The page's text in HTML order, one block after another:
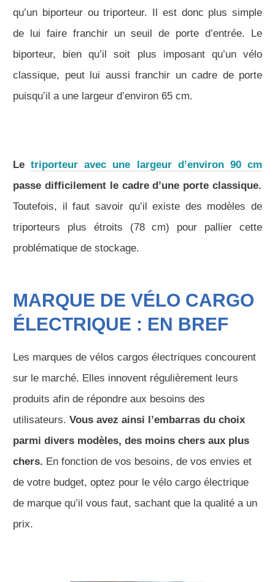
qu’un biporteur ou triporteur. Il est donc plus simple
de lui faire franchir un seuil de porte d’entrée. Le
biporteur, bien qu’il soit plus imposant qu’un vélo
classique, peut lui aussi franchir un cadre de porte
puisqu’il a une largeur d’environ 65 cm.
Letriporteur avec une largeur d’environ 90 cm
passe difficilement le cadre d’une porte classique.
Toutefois, il faut savoir qu’il existe des modèles de
triporteurs plus étroits (78 cm) pour pallier cette
problématique de stockage.
MARQUE DE VÉLO CARGO
ÉLECTRIQUE : EN BREF
Les marques de vélos cargos électriques concourent
sur le marché. Elles innovent régulièrement leurs
produits afin de répondre aux besoins des
utilisateurs. Vous avez ainsi l’embarras du choix
parmi divers modèles, des moins chers aux plus
chers. En fonction de vos besoins, de vos envies et
de votre budget, optez pour le vélo cargo électrique
de marque qu’il vous faut, sachant que la qualité a un
prix.